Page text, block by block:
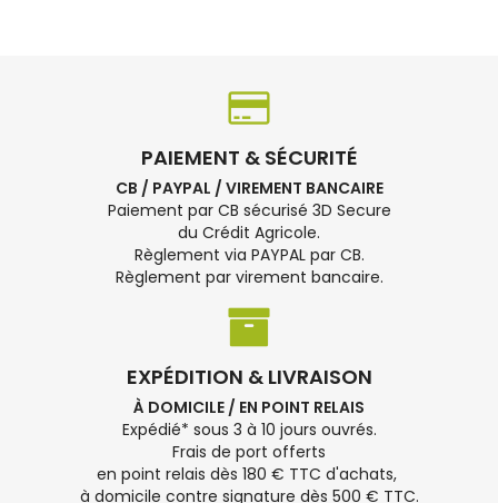
PAIEMENT & SÉCURITÉ
CB / PAYPAL / VIREMENT BANCAIRE
Paiement par CB sécurisé 3D Secure
du Crédit Agricole.
Règlement via PAYPAL par CB.
Règlement par virement bancaire.
EXPÉDITION & LIVRAISON
À DOMICILE / EN POINT RELAIS
Expédié* sous 3 à 10 jours ouvrés.
Frais de port offerts
en point relais dès 180 € TTC d'achats,
à domicile contre signature dès 500 € TTC.